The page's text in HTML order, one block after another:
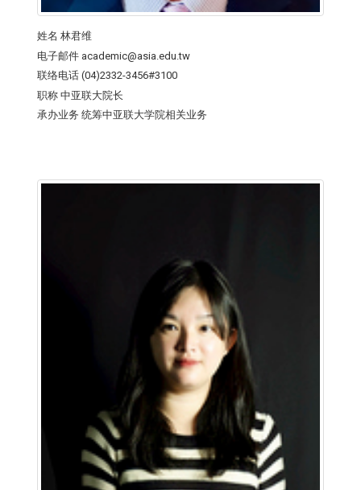
姓名 林君维
电子邮件 academic@asia.edu.tw
联络电话 (04)2332-3456#3100
职称 中亚联大院长
承办业务 统筹中亚联大学院相关业务